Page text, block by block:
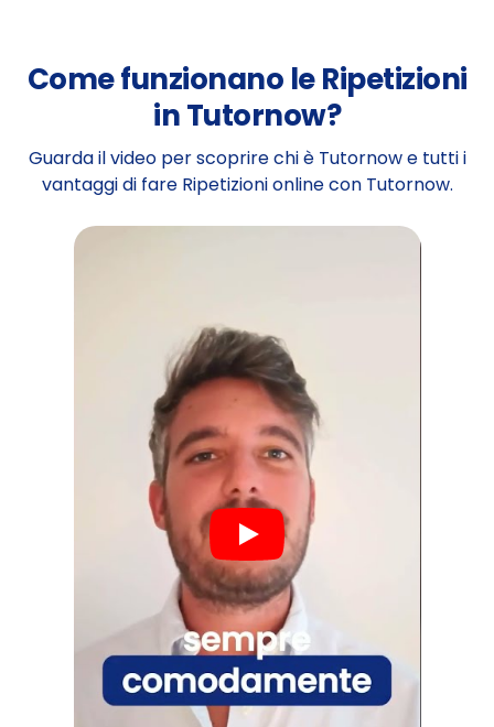
Come funzionano le Ripetizioni
in Tutornow?
Guarda il video per scoprire chi è Tutornow e tutti i
vantaggi di fare Ripetizioni online con Tutornow.